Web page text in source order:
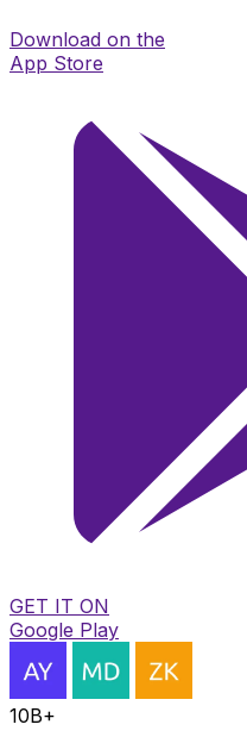
Download on the
App Store
GET IT ON
Google Play
10B+